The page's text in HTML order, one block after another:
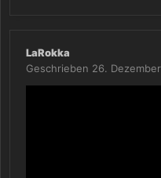
LaRokka
Geschrieben 26.